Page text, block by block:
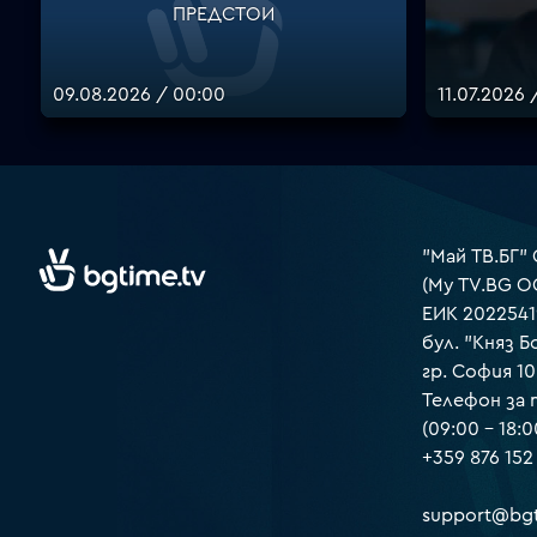
ПРЕДСТОИ
09.08.2026 / 00:00
"Май
(My TV.BG
ЕИК
бул. "Княз
гр. София
Телефон за
(09:00 –
+359 876 152